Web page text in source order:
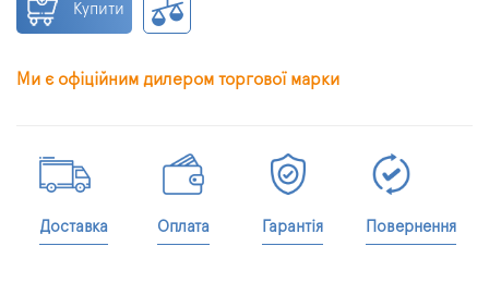
Купити
Ми є офіційним дилером торгової марки
Доставка Оплата Гарантія Повернення